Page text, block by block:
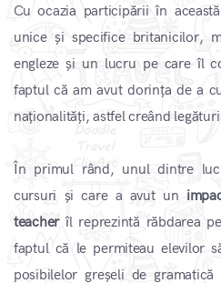
Cu ocazia participării în
unice și specifice britanicilor,
engleze și un lucru pe care îl
faptul că am avut dorința de a
naționalități, astfel creând
În primul rând, unul dintre
cursuri și care a avut un
teacherîl reprezintă răbdarea
faptul că le permiteau elevilor
posibilelor greșeli de